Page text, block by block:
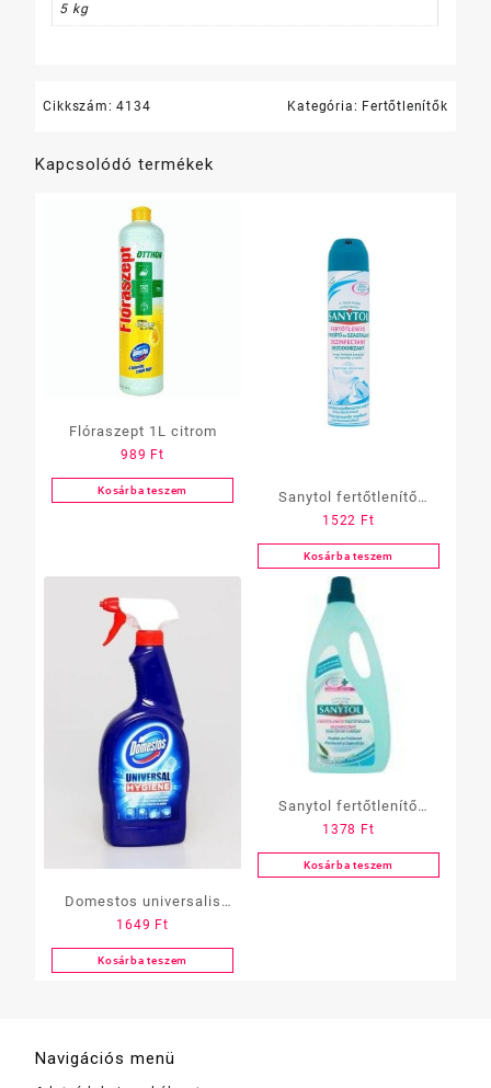
5 kg
Cikkszám:4134 Kategória: Fertőtlenítők
Kapcsolódó termékek
Flóraszept 1L citrom
989 Ft
Kosárba teszem
Sanytol fertőtlenítő
légrissítő és szagtalanító
spray 300 ml többféle
1522 Ft
Kosárba teszem
Domestos universalis
fertőtlenítő hatású,
tisztító szórófejes 750 ml
1649 Ft
Kosárba teszem
Sanytol fertőtlenítő
felülettisztító 1 l
utántöltő
1378 Ft
Kosárba teszem
Navigációs menü